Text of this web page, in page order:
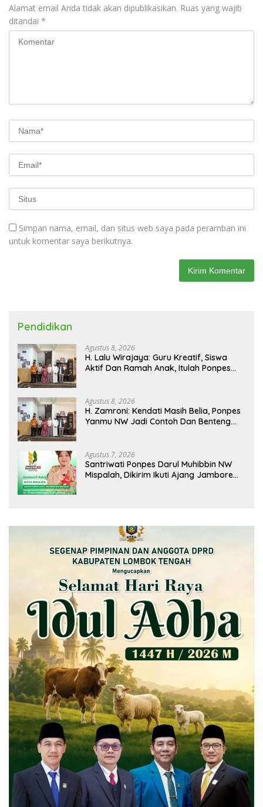
Alamat email Anda tidak akan dipublikasikan. Ruas yang wajib
ditandai *
Simpan nama, email, dan situs web saya pada peramban ini
untuk komentar saya berikutnya.
Pendidikan
Agustus 8, 2026
H. Lalu Wirajaya: Guru Kreatif, Siswa
Aktif Dan Ramah Anak, Itulah Ponpes
Agustus 8, 2026
H. Zamroni: Kendati Masih Belia, Ponpes
Yanmu NW Jadi Contoh Dan Benteng
Agustus 7, 2026
Santriwati Ponpes Darul Muhibbin NW
Mispalah, Dikirim Ikuti Ajang Jambore